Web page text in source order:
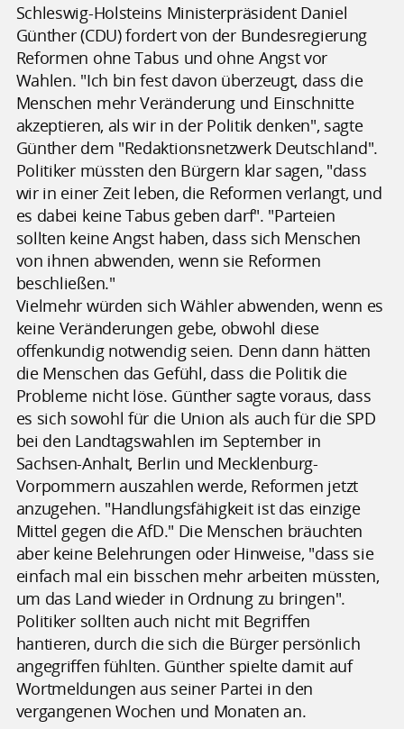
Schleswig-Holsteins Ministerpräsident Daniel
Günther (CDU) fordert von der Bundesregierung
Reformen ohne Tabus und ohne Angst vor
Wahlen. "Ich bin fest davon überzeugt, dass die
Menschen mehr Veränderung und Einschnitte
akzeptieren, als wir in der Politik denken", sagte
Günther dem "Redaktionsnetzwerk Deutschland".
Politiker müssten den Bürgern klar sagen, "dass
wir in einer Zeit leben, die Reformen verlangt, und
es dabei keine Tabus geben darf". "Parteien
sollten keine Angst haben, dass sich Menschen
von ihnen abwenden, wenn sie Reformen
beschließen."
Vielmehr würden sich Wähler abwenden, wenn es
keine Veränderungen gebe, obwohl diese
offenkundig notwendig seien. Denn dann hätten
die Menschen das Gefühl, dass die Politik die
Probleme nicht löse. Günther sagte voraus, dass
es sich sowohl für die Union als auch für die SPD
bei den Landtagswahlen im September in
Sachsen-Anhalt, Berlin und Mecklenburg-
Vorpommern auszahlen werde, Reformen jetzt
anzugehen. "Handlungsfähigkeit ist das einzige
Mittel gegen die AfD." Die Menschen bräuchten
aber keine Belehrungen oder Hinweise, "dass sie
einfach mal ein bisschen mehr arbeiten müssten,
um das Land wieder in Ordnung zu bringen".
Politiker sollten auch nicht mit Begriffen
hantieren, durch die sich die Bürger persönlich
angegriffen fühlten. Günther spielte damit auf
Wortmeldungen aus seiner Partei in den
vergangenen Wochen und Monaten an.